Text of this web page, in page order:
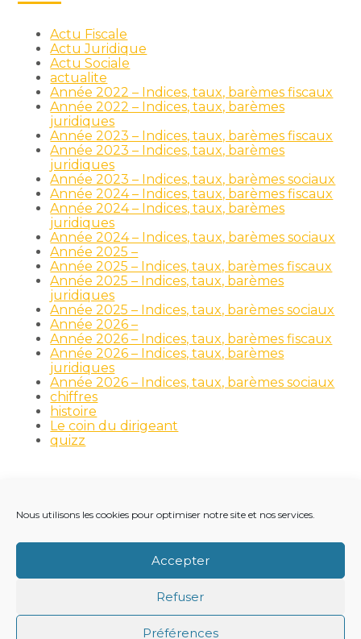
Nous utilisons les cookies pour optimiser notre site et nos services.
Accepter
Refuser
Préférences
Actu Fiscale
Actu Juridique
Actu Sociale
actualite
Année 2022 – Indices, taux, barèmes fiscaux
Année 2022 – Indices, taux, barèmes
juridiques
Année 2023 – Indices, taux, barèmes fiscaux
Année 2023 – Indices, taux, barèmes
juridiques
Année 2023 – Indices, taux, barèmes sociaux
Année 2024 – Indices, taux, barèmes fiscaux
Année 2024 – Indices, taux, barèmes
juridiques
Année 2024 – Indices, taux, barèmes sociaux
Année 2025 –
Année 2025 – Indices, taux, barèmes fiscaux
Année 2025 – Indices, taux, barèmes
juridiques
Année 2025 – Indices, taux, barèmes sociaux
Année 2026 –
Année 2026 – Indices, taux, barèmes fiscaux
Année 2026 – Indices, taux, barèmes
juridiques
Année 2026 – Indices, taux, barèmes sociaux
chiffres
histoire
Le coin du dirigeant
quizz
Principale
RECRUTEMENT
NOTRE ACTUALITÉ
VIE DU CABINET
CONTACT
MENTIONS LÉGALES